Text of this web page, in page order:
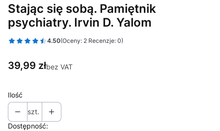
Stając się sobą. Pamiętnik
psychiatry. Irvin D. Yalom
4.50(Oceny: 2 Recenzje: 0)
Cena
39,99 złbez VAT
Ilość
szt.
Dostępność: